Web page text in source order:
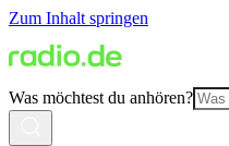
Zum Inhalt springen
Was möchtest du anhören?